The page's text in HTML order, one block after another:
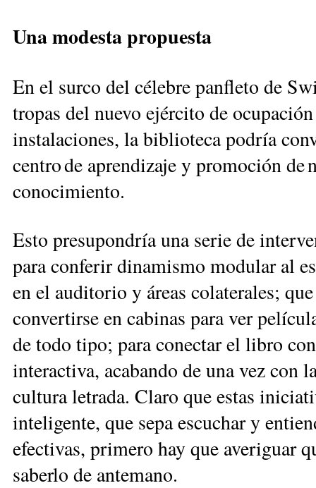
Una modesta propuesta
En el surco del célebre panfleto de
tropas del nuevo ejército de
instalaciones, la biblioteca podría
centro de aprendizaje y promoción de
conocimiento.
Esto presupondría una serie de
para conferir dinamismo modular al
en el auditorio y áreas colaterales;
convertirse en cabinas para ver
de todo tipo; para conectar el libro
interactiva, acabando de una vez con
cultura letrada. Claro que estas
inteligente, que sepa escuchar y
efectivas, primero hay que averiguar
saberlo de antemano.